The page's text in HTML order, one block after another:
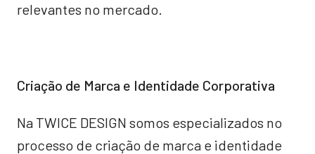
relevantes no mercado.
Criação de Marca e Identidade Corporativa
Na TWICE DESIGN somos especializados no
processo de criação de marca e identidade